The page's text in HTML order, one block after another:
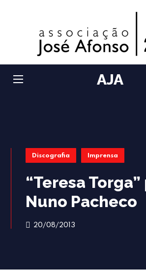
AJA
Discografia Imprensa
“Teresa
Nuno Pacheco
20/08/2013